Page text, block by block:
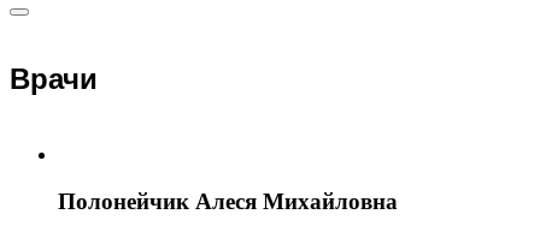
Врачи
Полонейчик Алеся Михайловна